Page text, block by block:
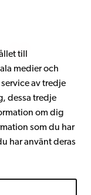
till
medier och
av tredje
dessa tredje
om dig
som du har
har använt deras